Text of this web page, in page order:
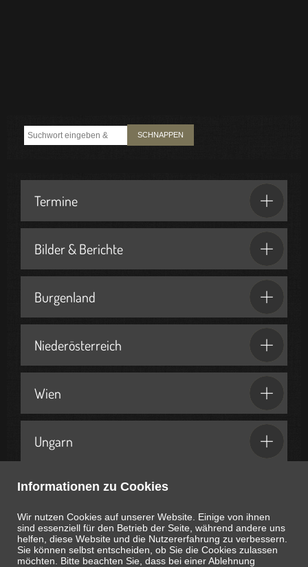
Informationen zu Cookies
Wir nutzen Cookies auf unserer Website. Einige von ihnen
sind essenziell für den Betrieb der Seite, während andere uns
helfen, diese Website und die Nutzererfahrung zu verbessern.
Sie können selbst entscheiden, ob Sie die Cookies zulassen
möchten. Bitte beachten Sie, dass bei einer Ablehnung
SCHNAPPEN
Termine
Bilder & Berichte
Burgenland
Niederösterreich
Wien
Ungarn
Geschenkideen & Partner